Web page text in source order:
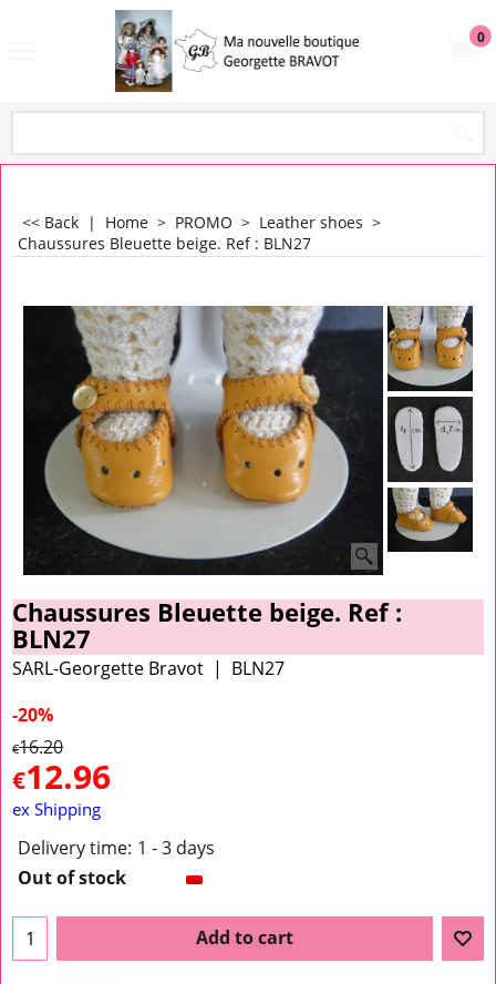
0
<< Back | Home > PROMO > Leather shoes >
Chaussures Bleuette beige. Ref : BLN27
Chaussures Bleuette beige. Ref :
BLN27
SARL-Georgette Bravot
BLN27
-20%
€16.20
€12.96
ex Shipping
Delivery time: 1 - 3 days
Out of stock
Add to cart